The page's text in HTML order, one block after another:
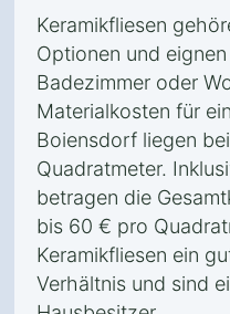
Keramikfliesen
Optionen und
Badezimmer oder
Materialkosten für
Boiensdorf liegen
Quadratmeter.
betragen die
bis 60 € pro
Keramikfliesen ein
Verhältnis und sind